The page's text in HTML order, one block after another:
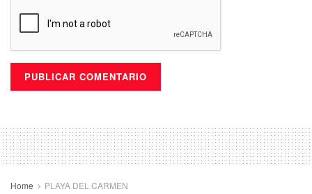
Home PLAYA DEL CARMEN